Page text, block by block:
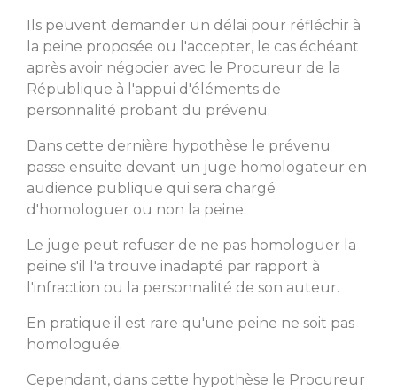
Ils peuvent demander un délai pour réfléchir à
la peine proposée ou l'accepter, le cas échéant
après avoir négocier avec le Procureur de la
République à l'appui d'éléments de
personnalité probant du prévenu.
Dans cette dernière hypothèse le prévenu
passe ensuite devant un juge homologateur en
audience publique qui sera chargé
d'homologuer ou non la peine.
Le juge peut refuser de ne pas homologuer la
peine s'il l'a trouve inadapté par rapport à
l'infraction ou la personnalité de son auteur.
En pratique il est rare qu'une peine ne soit pas
homologuée.
Cependant, dans cette hypothèse le Procureur